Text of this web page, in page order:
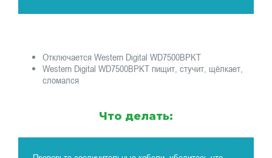
Отключается Western Digital WD7500BPKT
Western Digital WD7500BPKT пищит, стучит, щёлкает,
сломался
Что делать: